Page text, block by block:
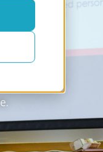
material
i